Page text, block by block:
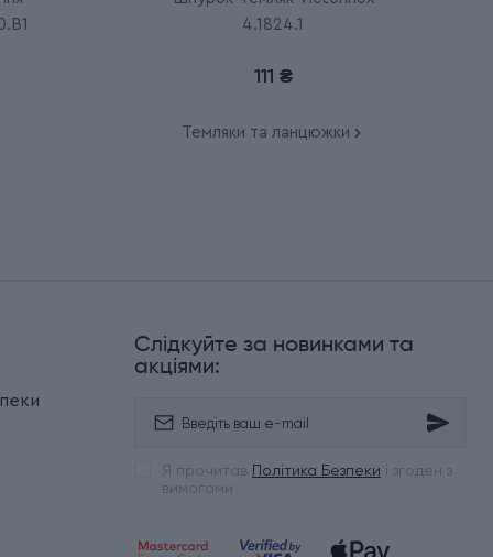
4.1824.1
111 ₴
Темляки та ланцюжки
Слідкуйте за новинками та
акціями:
Я прочитав Політика Безпеки і згоден з
вимогами